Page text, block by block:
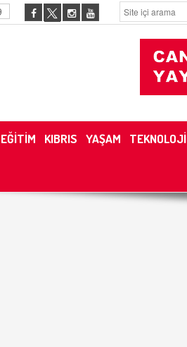
EĞİTİM KIBRIS YAŞAM TEKNOLOJİ